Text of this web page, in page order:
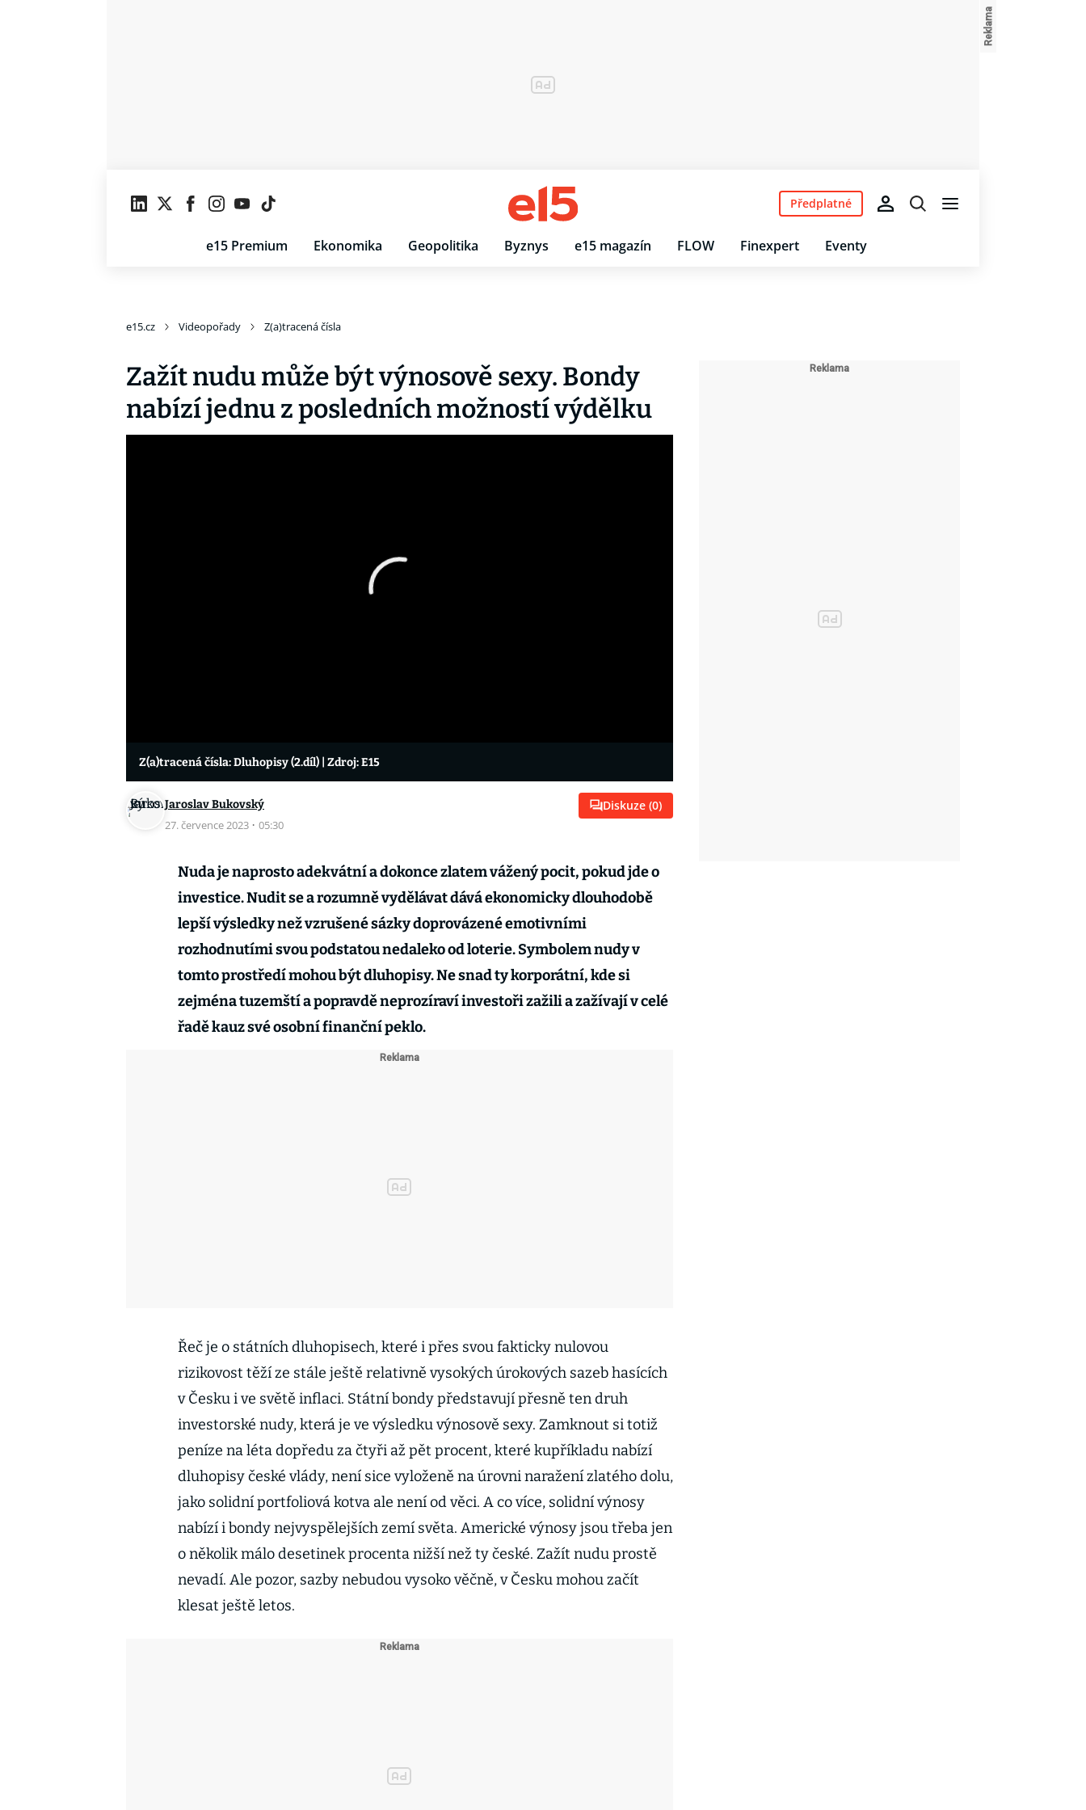
e15 Premium Ekonomika Geopolitika Byznys e15 magazín FLOW Finexpert Eventy
Předplatné
e15.cz Videopořady Z(a)tracená čísla
Zažít nudu může být výnosově sexy. Bondy
nabízí jednu z posledních možností výdělku
Z(a)tracená čísla: Dluhopisy (2.díl) | Zdroj: E15
Jaroslav Bukovský
27. července 2023 · 05:30
Diskuze (0)
Nuda je naprosto adekvátní a dokonce zlatem vážený pocit, pokud jde o
investice. Nudit se a rozumně vydělávat dává ekonomicky dlouhodobě
lepší výsledky než vzrušené sázky doprovázené emotivními
rozhodnutími svou podstatou nedaleko od loterie. Symbolem nudy v
tomto prostředí mohou být dluhopisy. Ne snad ty korporátní, kde si
zejména tuzemští a popravdě neprozíraví investoři zažili a zažívají v celé
řadě kauz své osobní finanční peklo.
Řeč je o státních dluhopisech, které i přes svou fakticky nulovou
rizikovost těží ze stále ještě relativně vysokých úrokových sazeb hasících
v Česku i ve světě inflaci. Státní bondy představují přesně ten druh
investorské nudy, která je ve výsledku výnosově sexy. Zamknout si totiž
peníze na léta dopředu za čtyři až pět procent, které kupříkladu nabízí
dluhopisy české vlády, není sice vyloženě na úrovni naražení zlatého dolu,
jako solidní portfoliová kotva ale není od věci. A co více, solidní výnosy
nabízí i bondy nejvyspělejších zemí světa. Americké výnosy jsou třeba jen
o několik málo desetinek procenta nižší než ty české. Zažít nudu prostě
nevadí. Ale pozor, sazby nebudou vysoko věčně, v Česku mohou začít
klesat ještě letos.